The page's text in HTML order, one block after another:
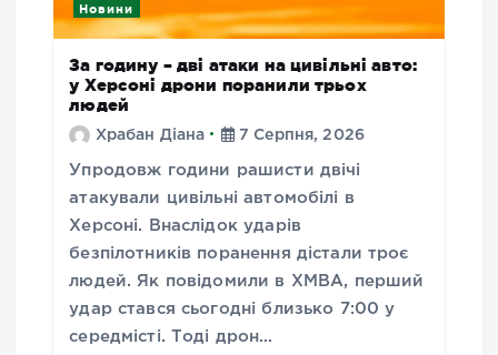
Новини
За годину – дві атаки на цивільні авто:
у Херсоні дрони поранили трьох
людей
Храбан Діана 7 Серпня, 2026
Упродовж години рашисти двічі
атакували цивільні автомобілі в
Херсоні. Внаслідок ударів
безпілотників поранення дістали троє
людей. Як повідомили в ХМВА, перший
удар стався сьогодні близько 7:00 у
середмісті. Тоді дрон…